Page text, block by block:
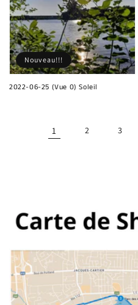
2022-06-25 (Vue 0) Soleil
Nouveau!!!
1 2 3